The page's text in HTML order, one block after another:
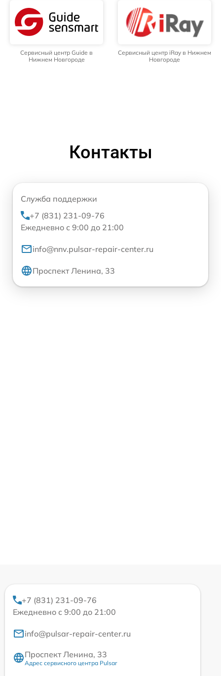
Сервисный центр Guide в
Нижнем Новгороде
Сервисный центр iRay в Нижнем
Новгороде
Контакты
Служба поддержки
+7 (831) 231-09-76
Ежедневно с 9:00 до 21:00
info@nnv.pulsar-repair-center.ru
Проспект Ленина, 33
+7 (831) 231-09-76
Ежедневно с 9:00 до 21:00
info@pulsar-repair-center.ru
Проспект Ленина, 33
Адрес сервисного центра Pulsar